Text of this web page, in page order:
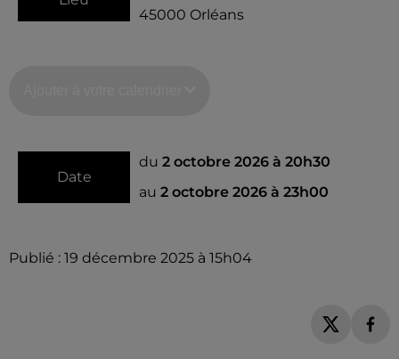
45000 Orléans
Date
du 2 octobre 2026 à 20h30
au 2 octobre 2026 à 23h00
Publié : 19 décembre 2025 à 15h04